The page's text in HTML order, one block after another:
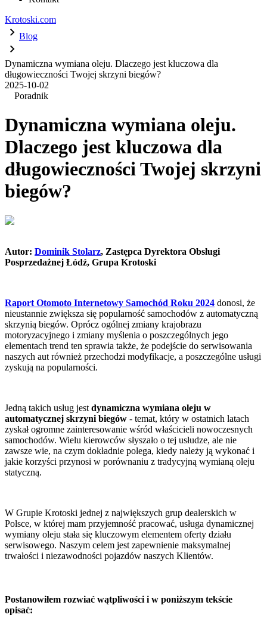
Krotoski.com
Blog
Dynamiczna wymiana oleju. Dlaczego jest kluczowa dla
długowieczności Twojej skrzyni biegów?
2025-10-02
Poradnik
Dynamiczna wymiana oleju.
Dlaczego jest kluczowa dla
długowieczności Twojej skrzyni
biegów?
Autor: Dominik Stolarz, Zastępca Dyrektora Obsługi
Posprzedażnej Łódź, Grupa Krotoski
Raport Otomoto Internetowy Samochód Roku 2024 donosi, że
nieustannie zwiększa się popularność samochodów z automatyczną
skrzynią biegów. Oprócz ogólnej zmiany krajobrazu
motoryzacyjnego i zmiany myślenia o poszczególnych jego
elementach trend ten sprawia także, że podejście do serwisowania
naszych aut również przechodzi modyfikacje, a poszczególne usługi
zyskują na popularności.
Jedną takich usług jest dynamiczna wymiana oleju w
automatycznej skrzyni biegów - temat, który w ostatnich latach
zyskał ogromne zainteresowanie wśród właścicieli nowoczesnych
samochodów. Wielu kierowców słyszało o tej usłudze, ale nie
zawsze wie, na czym dokładnie polega, kiedy należy ją wykonać i
jakie korzyści przynosi w porównaniu z tradycyjną wymianą oleju
statyczną.
W Grupie Krotoski jednej z największych grup dealerskich w
Polsce, w której mam przyjemność pracować, usługa dynamicznej
wymiany oleju stała się kluczowym elementem oferty działu
serwisowego. Naszym celem jest zapewnienie maksymalnej
trwałości i niezawodności pojazdów naszych Klientów.
Postanowiłem rozwiać wątpliwości i w poniższym tekście
opisać: